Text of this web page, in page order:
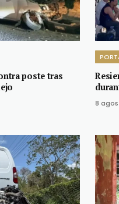
poste tras
8